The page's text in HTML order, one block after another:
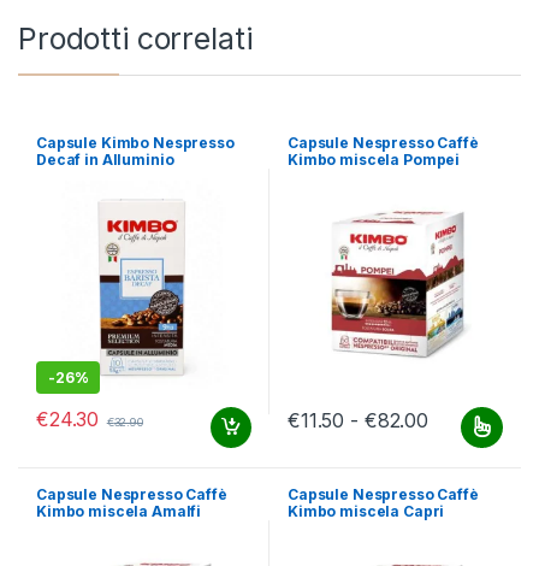
Prodotti correlati
Capsule Kimbo Nespresso
Decaf in Alluminio
-26%
€24.30 €32.90
Capsule Nespresso Caffè
Kimbo miscela Pompei
€11.50 - €82.00Fascia di
Questo prodotto ha più
Capsule Nespresso Caffè
Kimbo miscela Amalfi
Capsule Nespresso Caffè
Kimbo miscela Capri